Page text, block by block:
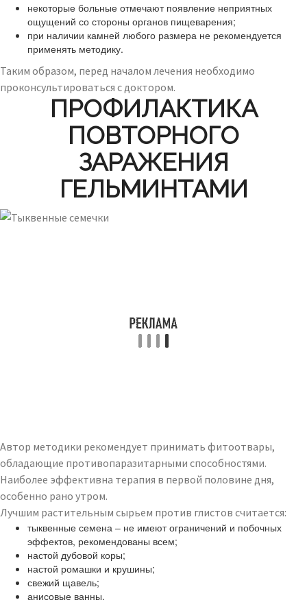
некоторые больные отмечают появление неприятных
ощущений со стороны органов пищеварения;
при наличии камней любого размера не рекомендуется
применять методику.
Таким образом, перед началом лечения необходимо
проконсультироваться с доктором.
ПРОФИЛАКТИКА
ПОВТОРНОГО
ЗАРАЖЕНИЯ
ГЕЛЬМИНТАМИ
Автор методики рекомендует принимать фитоотвары,
обладающие противопаразитарными способностями.
Наиболее эффективна терапия в первой половине дня,
особенно рано утром.
Лучшим растительным сырьем против глистов считается:
тыквенные семена – не имеют ограничений и побочных
эффектов, рекомендованы всем;
настой дубовой коры;
настой ромашки и крушины;
свежий щавель;
анисовые ванны.